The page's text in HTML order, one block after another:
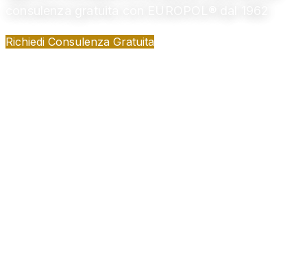
Richiedi Consulenza Gratuita